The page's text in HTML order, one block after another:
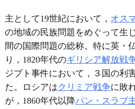
主として19世紀において， オス
の地域の民族問題をめぐって生
間の国際問題の総称。特に英・
り，1820年代のギリシア解放戦
ジプト事件において，３国の利
た。ロシアはクリミア戦争に敗
が，1860年代以降パン・スラブ